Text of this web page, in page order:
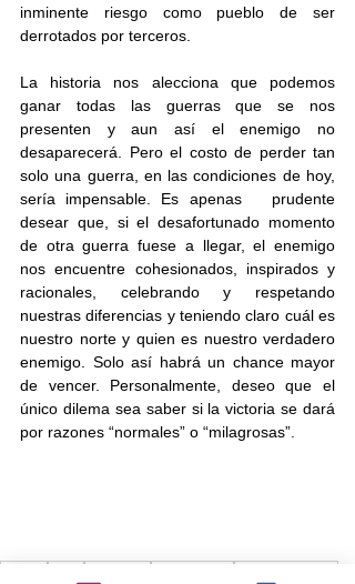
inminente riesgo como pueblo de ser
derrotados por terceros.
La historia nos alecciona que podemos
ganar todas las guerras que se nos
presenten y aun así el enemigo no
desaparecerá. Pero el costo de perder tan
solo una guerra, en las condiciones de hoy,
sería impensable. Es apenas   prudente
desear que, si el desafortunado momento
de otra guerra fuese a llegar, el enemigo
nos encuentre cohesionados, inspirados y
racionales, celebrando y respetando
nuestras diferencias y teniendo claro cuál es
nuestro norte y quien es nuestro verdadero
enemigo. Solo así habrá un chance mayor
de vencer. Personalmente, deseo que el
único dilema sea saber si la victoria se dará
por razones “normales” o “milagrosas”.